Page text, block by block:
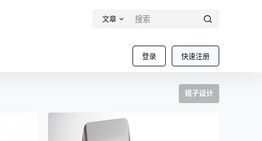
文章
登录 快速注册
镜子设计